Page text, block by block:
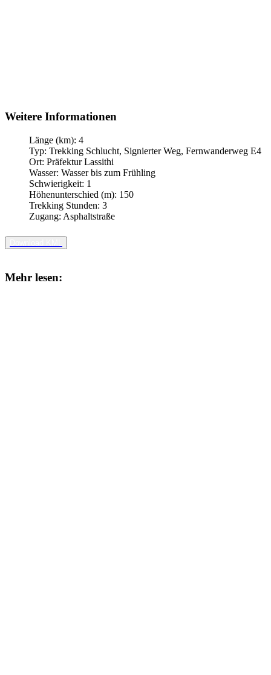
Weitere Informationen
Länge (km): 4
Typ: Trekking Schlucht, Signierter Weg, Fernwanderweg E4
Ort: Präfektur Lassithi
Wasser: Wasser bis zum Frühling
Schwierigkeit: 1
Höhenunterschied (m): 150
Trekking Stunden: 3
Zugang: Asphaltstraße
Mehr lesen: